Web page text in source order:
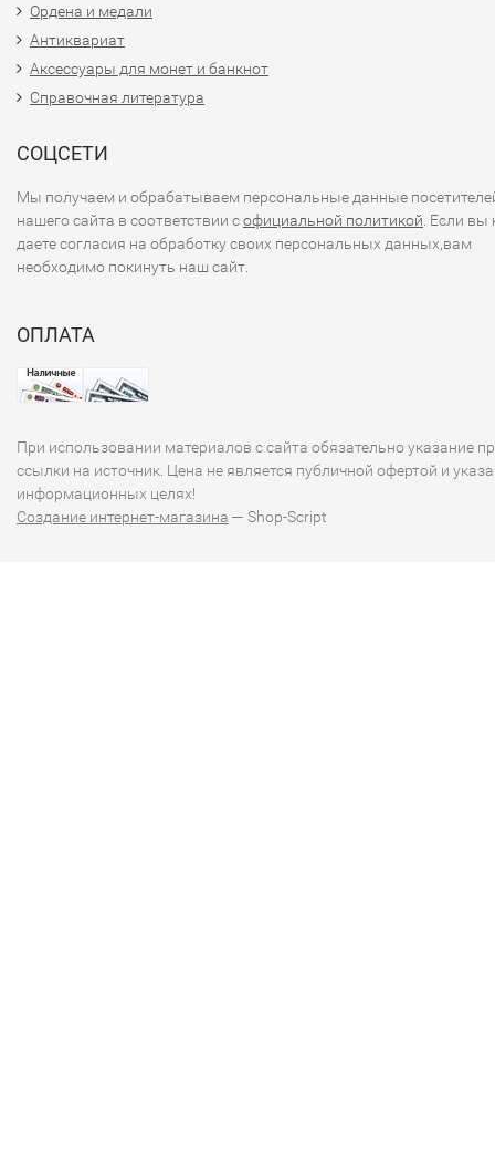
Ордена и медали
Антиквариат
Аксессуары для монет и банкнот
Справочная литература
СОЦСЕТИ
Мы получаем и обрабатываем персональные данные
нашего сайта в соответствии софициальной политикой . Если вы
даете согласия на обработку своих персональных данных,вам
необходимо покинуть наш сайт.
ОПЛАТА
При использовании материалов с сайта обязательно указание
ссылки на источник. Цена не является публичной офертой и
информационных целях!
Создание интернет-магазина — Shop-Script